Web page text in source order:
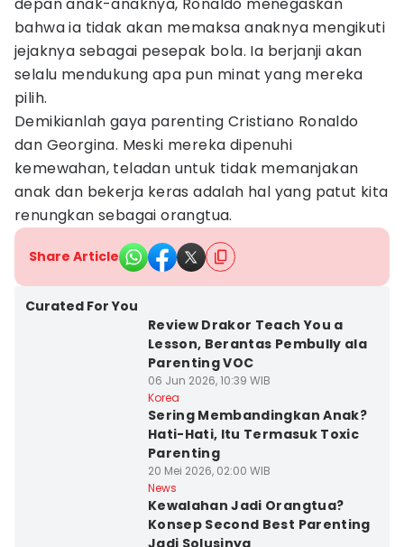
bahwa ia tidak akan memaksa anaknya mengikuti
jejaknya sebagai pesepak bola. Ia berjanji akan
selalu mendukung apa pun minat yang mereka
pilih.
Demikianlah gaya parenting Cristiano Ronaldo
dan Georgina. Meski mereka dipenuhi
kemewahan, teladan untuk tidak memanjakan
anak dan bekerja keras adalah hal yang patut kita
renungkan sebagai orangtua.
Share Article
Curated For You
Review Drakor Teach You a
Lesson, Berantas Pembully ala
Parenting VOC
06 Jun 2026, 10:39 WIB
Korea
Sering Membandingkan Anak?
Hati-Hati, Itu Termasuk Toxic
Parenting
20 Mei 2026, 02:00 WIB
News
Kewalahan Jadi Orangtua?
Konsep Second Best Parenting
Jadi Solusinya